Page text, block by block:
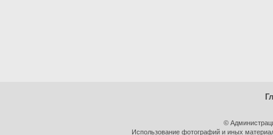
©
Использование фотографий и иных